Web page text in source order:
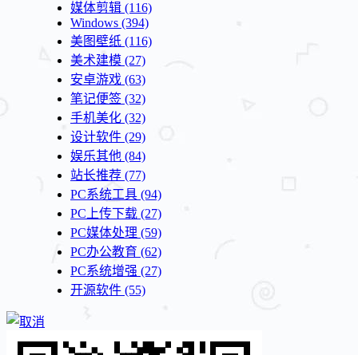
媒体剪辑 (116)
Windows (394)
美图壁纸 (116)
美术建模 (27)
安卓游戏 (63)
笔记便签 (32)
手机美化 (32)
设计软件 (29)
娱乐其他 (84)
站长推荐 (77)
PC系统工具 (94)
PC上传下载 (27)
PC媒体处理 (59)
PC办公教育 (62)
PC系统增强 (27)
开源软件 (55)